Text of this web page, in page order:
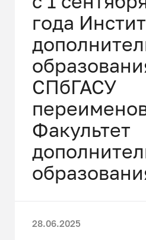
года
СПбГАСУ
Факультет
28.06.2025